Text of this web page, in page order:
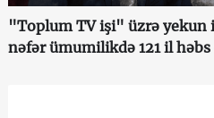
"Toplum TV işi" üzrə yekun
nəfər ümumilikdə 121 il həbs